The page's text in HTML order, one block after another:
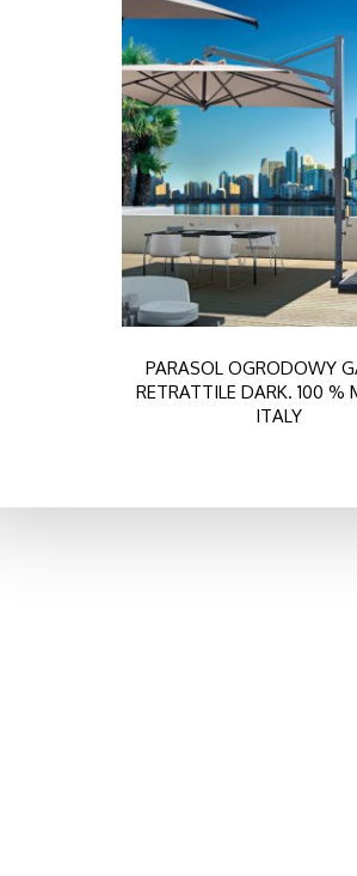
PARASOL OGRODOWY
RETRATTILE DARK. 100 %
ITALY